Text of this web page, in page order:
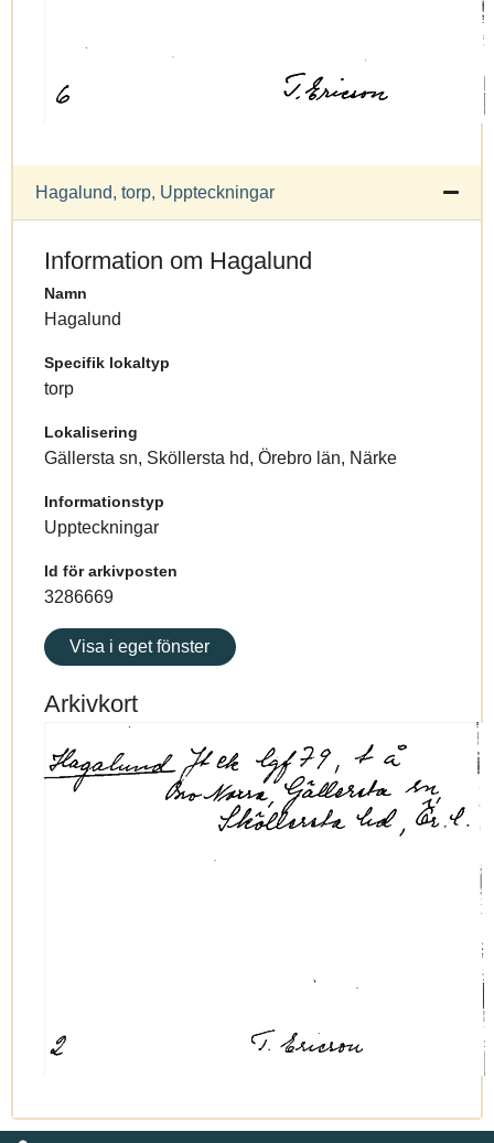
Hagalund, torp, Uppteckningar
Information om Hagalund
Namn
Hagalund
Specifik lokaltyp
torp
Lokalisering
Gällersta sn, Sköllersta hd, Örebro län, Närke
Informationstyp
Uppteckningar
Id för arkivposten
3286669
Visa i eget fönster
Arkivkort